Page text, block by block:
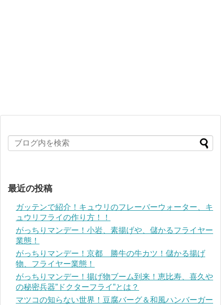
最近の投稿
ガッテンで紹介！キュウリのフレーバーウォーター、キ
ュウリフライの作り方！！
がっちりマンデー！小岩、素揚げや、儲かるフライヤー
業態！
がっちりマンデー！京都 勝牛の牛カツ！儲かる揚げ
物、フライヤー業態！
がっちりマンデー！揚げ物ブーム到来！恵比寿、喜久や
の秘密兵器”ドクターフライ”とは？
マツコの知らない世界！豆腐バーグ＆和風ハンバーガー